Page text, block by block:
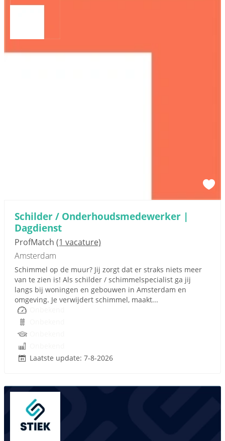
Schilder / Onderhoudsmedewerker |
Dagdienst
ProfMatch (1 vacature)
Amsterdam
Schimmel op de muur? Jij zorgt dat er straks niets meer
van te zien is! Als schilder / schimmelspecialist ga jij
langs bij woningen en gebouwen in Amsterdam en
omgeving. Je verwijdert schimmel, maakt...
Laatste update: 7-8-2026